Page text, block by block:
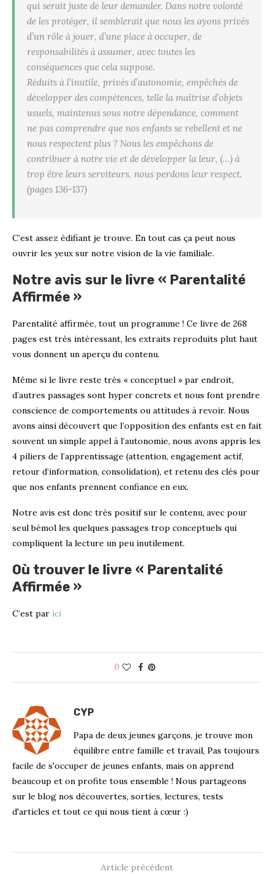
qui serait juste de leur demander. Dans notre volonté
de les protéger, il semblerait que nous les ayons privés
d’un rôle à jouer, d’une place à occuper, de
responsabilités à assumer, avec toutes les
conséquences que cela suppose.
Réduits à l’inutile, privés d’autonomie, empêchés de
développer des compétences, telle la maîtrise d’objets
usuels, maintenus sous notre dépendance, comment
ne pas comprendre que nos enfants se rebellent et ne
nous respectent plus ? Nous les empêchons de
contribuer à notre vie et de développer la leur, (…) à
trop être leurs serviteurs, nous perdons leur respect.
(pages 136-137)
C’est assez édifiant je trouve. En tout cas ça peut nous
ouvrir les yeux sur notre vision de la vie familiale.
Notre avis sur le livre « Parentalité
Affirmée »
Parentalité affirmée, tout un programme ! Ce livre de 268
pages est très intéressant, les extraits reproduits plut haut
vous donnent un aperçu du contenu.
Même si le livre reste très « conceptuel » par endroit,
d’autres passages sont hyper concrets et nous font prendre
conscience de comportements ou attitudes à revoir. Nous
avons ainsi découvert que l’opposition des enfants est en fait
souvent un simple appel à l’autonomie, nous avons appris les
4 piliers de l’apprentissage (attention, engagement actif,
retour d’information, consolidation), et retenu des clés pour
que nos enfants prennent confiance en eux.
Notre avis est donc très positif sur le contenu, avec pour
seul bémol les quelques passages trop conceptuels qui
compliquent la lecture un peu inutilement.
Où trouver le livre « Parentalité
Affirmée »
C’est par ici
0
CYP
Papa de deux jeunes garçons, je trouve mon
équilibre entre famille et travail, Pas toujours
facile de s'occuper de jeunes enfants, mais on apprend
beaucoup et on profite tous ensemble ! Nous partageons
sur le blog nos découvertes, sorties, lectures, tests
d'articles et tout ce qui nous tient à cœur :)
Article précédent